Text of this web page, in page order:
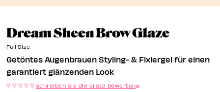
Dream Sheen Brow Glaze
Full Size
Getöntes Augenbrauen Styling- & Fixiergel für einen
garantiert glänzenden Look
schreiben sie die erste bewertung